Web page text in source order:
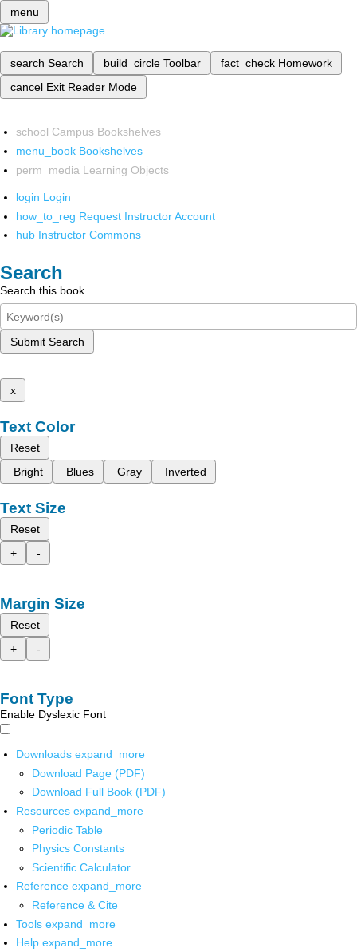
menu
search Search build_circle Toolbar fact_check Homework
cancel Exit Reader Mode
school Campus Bookshelves
menu_book Bookshelves
perm_media Learning Objects
login Login
how_to_reg Request Instructor Account
hub Instructor Commons
Search
Search this book
Submit Search
x
Text Color
Reset
Bright
Blues Gray Inverted
Text Size
Reset
+
-
Margin Size
Reset
+
-
Font Type
Enable Dyslexic Font
Downloads expand_more
Download Page (PDF)
Download Full Book (PDF)
Resources expand_more
Periodic Table
Physics Constants
Scientific Calculator
Reference expand_more
Reference & Cite
Tools expand_more
Help expand_more